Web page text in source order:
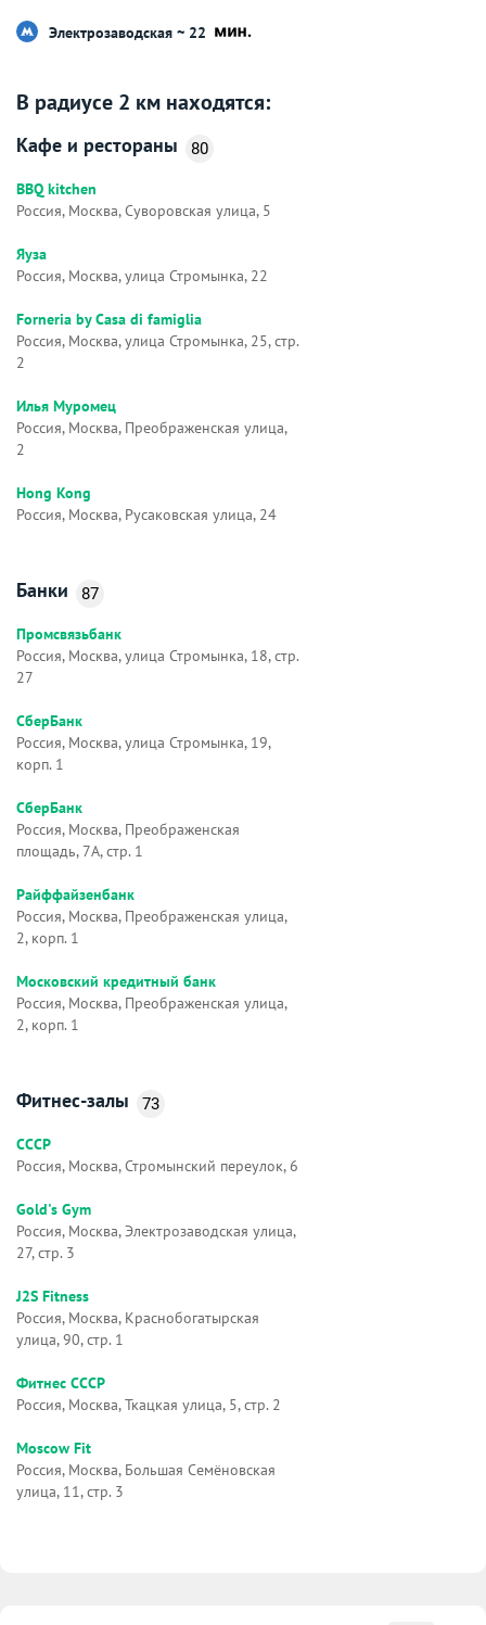
Электрозаводская ~ 22
В радиусе 2 км находятся:
Кафе и рестораны 80
BBQ kitchen
Россия, Москва, Суворовская улица, 5
Яуза
Россия, Москва, улица Стромынка, 22
Forneria by Casa di famiglia
Россия, Москва, улица Стромынка, 25, стр.
2
Илья Муромец
Россия, Москва, Преображенская улица,
2
Hong Kong
Россия, Москва, Русаковская улица, 24
Банки 87
Промсвязьбанк
Россия, Москва, улица Стромынка, 18, стр.
27
СберБанк
Россия, Москва, улица Стромынка, 19,
корп. 1
СберБанк
Россия, Москва, Преображенская
площадь, 7А, стр. 1
Райффайзенбанк
Россия, Москва, Преображенская улица,
2, корп. 1
Московский кредитный банк
Россия, Москва, Преображенская улица,
2, корп. 1
Фитнес-залы 73
СССР
Россия, Москва, Стромынский переулок, 6
Gold's Gym
Россия, Москва, Электрозаводская улица,
27, стр. 3
J2S Fitness
Россия, Москва, Краснобогатырская
улица, 90, стр. 1
Фитнес СССР
Россия, Москва, Ткацкая улица, 5, стр. 2
Moscow Fit
Россия, Москва, Большая Семёновская
улица, 11, стр. 3